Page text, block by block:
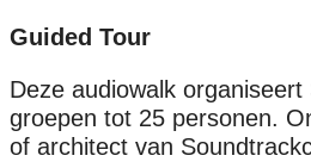
Guided Tour
Deze audiowalk
groepen tot 25 personen.
of architect van